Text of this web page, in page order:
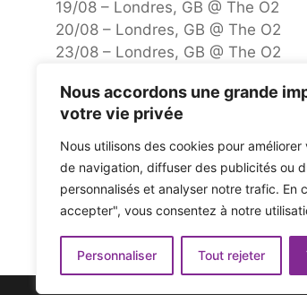
Nous accordons une grande
votre vie privée
Nous utilisons des cookies pour
de navigation, diffuser des publicités ou
personnalisés et analyser notre trafic. En
accepter", vous consentez à notre
Personnaliser Tout rejeter
19/08 – Londres, GB @ The O2
20/08 – Londres, GB @ The O2
23/08 – Londres, GB @ The O2
27/08 – Londres, GB @ The O2
28/08 – Londres, GB @ The O2
31/08 – Londres, GB @ The O2
09/01 – Londres, GB @ The O2
Le procès intenté par le Trump